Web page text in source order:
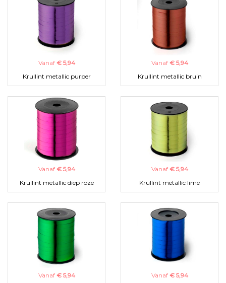
Vanaf € 5,94
Krullint metallic purper
Vanaf € 5,94
Krullint metallic bruin
Vanaf € 5,94
Krullint metallic diep roze
Vanaf € 5,94
Krullint metallic lime
Vanaf € 5,94
Vanaf € 5,94